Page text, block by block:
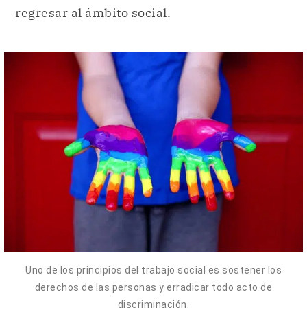
regresar al ámbito social.
Uno de los principios del trabajo social es sostener los
derechos de las personas y erradicar todo acto de
discriminación.